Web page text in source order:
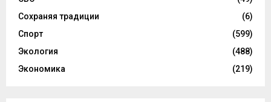
Сохраняя традиции
(6)
Спорт
(599)
Экология
(488)
Экономика
(219)